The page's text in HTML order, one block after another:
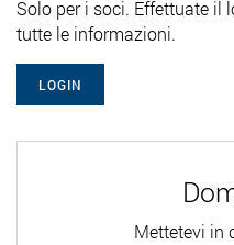
Solo per i soci. Effettuate il
tutte le informazioni.
LOGIN
Mettetevi in